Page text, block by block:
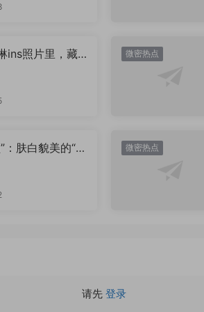
ins照片里，藏
微密热点
：肤白貌美的“卡
微密热点
请先 登录